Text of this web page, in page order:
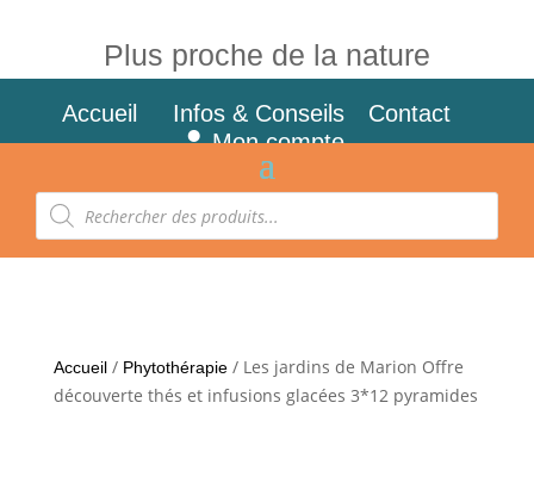
Plus proche de la nature
Accueil Infos & Conseils
Contact
Mon compte
Recherche
produits
Accueil/ Phytothérapie/ Les jardins de Marion Offre
découverte thés et infusions glacées 3*12 pyramides